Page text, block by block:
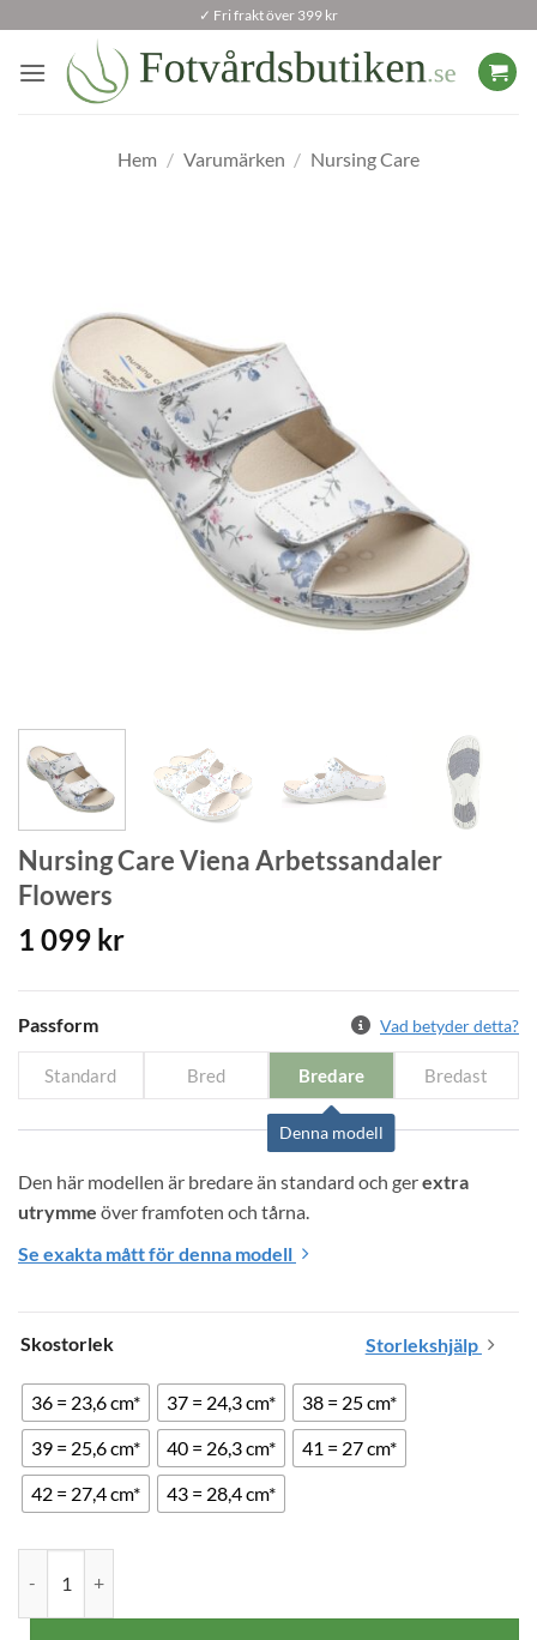
content
✓ Fri frakt över 399 kr
Hem / Varumärken / Nursing Care
Nursing Care Viena Arbetssandaler
Flowers
1 099 kr
Passform Vad betyder detta?
Standard Bred Bredare
Denna modell
Bredast
Den här modellen är bredare än standard och ger extra
utrymme över framfoten och tårna.
Se exakta mått för denna modell
Skostorlek Storlekshjälp
36 = 23,6 cm* 37 = 24,3 cm*
38 = 25 cm*
39 = 25,6 cm*
40 = 26,3 cm*
41 = 27 cm*
42 = 27,4 cm*
43 = 28,4 cm*
Ditt
val
har